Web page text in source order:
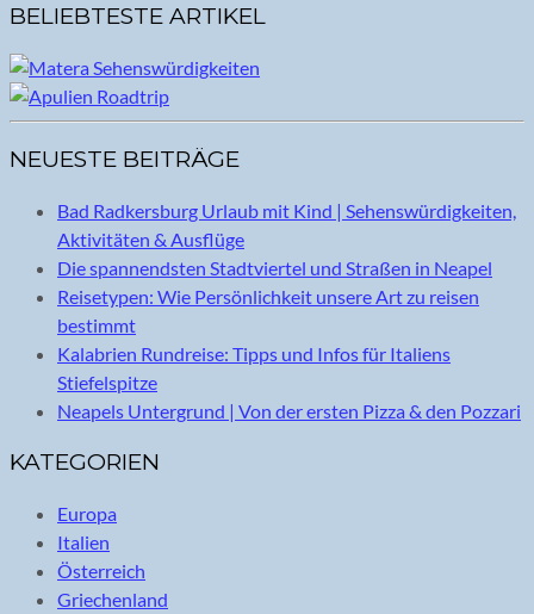
BELIEBTESTE ARTIKEL
NEUESTE BEITRÄGE
Bad Radkersburg Urlaub mit Kind | Sehenswürdigkeiten,
Aktivitäten & Ausflüge
Die spannendsten Stadtviertel und Straßen in Neapel
Reisetypen: Wie Persönlichkeit unsere Art zu reisen
bestimmt
Kalabrien Rundreise: Tipps und Infos für Italiens
Stiefelspitze
Neapels Untergrund | Von der ersten Pizza & den Pozzari
KATEGORIEN
Europa
Italien
Österreich
Griechenland